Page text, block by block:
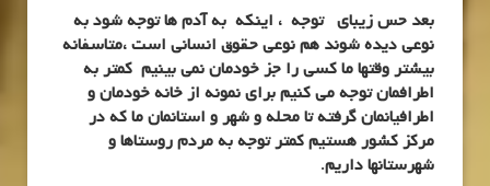
بعد حس زیبای توجه ، اینکه به آدم ها توجه شود به
نوعی دیده شوند هم نوعی حقوق انسانی است ،متاسفانه
بیشتر وقتها ما کسی را جز خودمان نمی بینیم کمتر به
اطرافمان توجه می کنیم برای نمونه از خانه خودمان و
اطرافیانمان گرفته تا محله و شهر و استانمان ما که در
مرکز کشور هستیم کمتر توجه به مردم روستاها و
شهرستانها داریم.